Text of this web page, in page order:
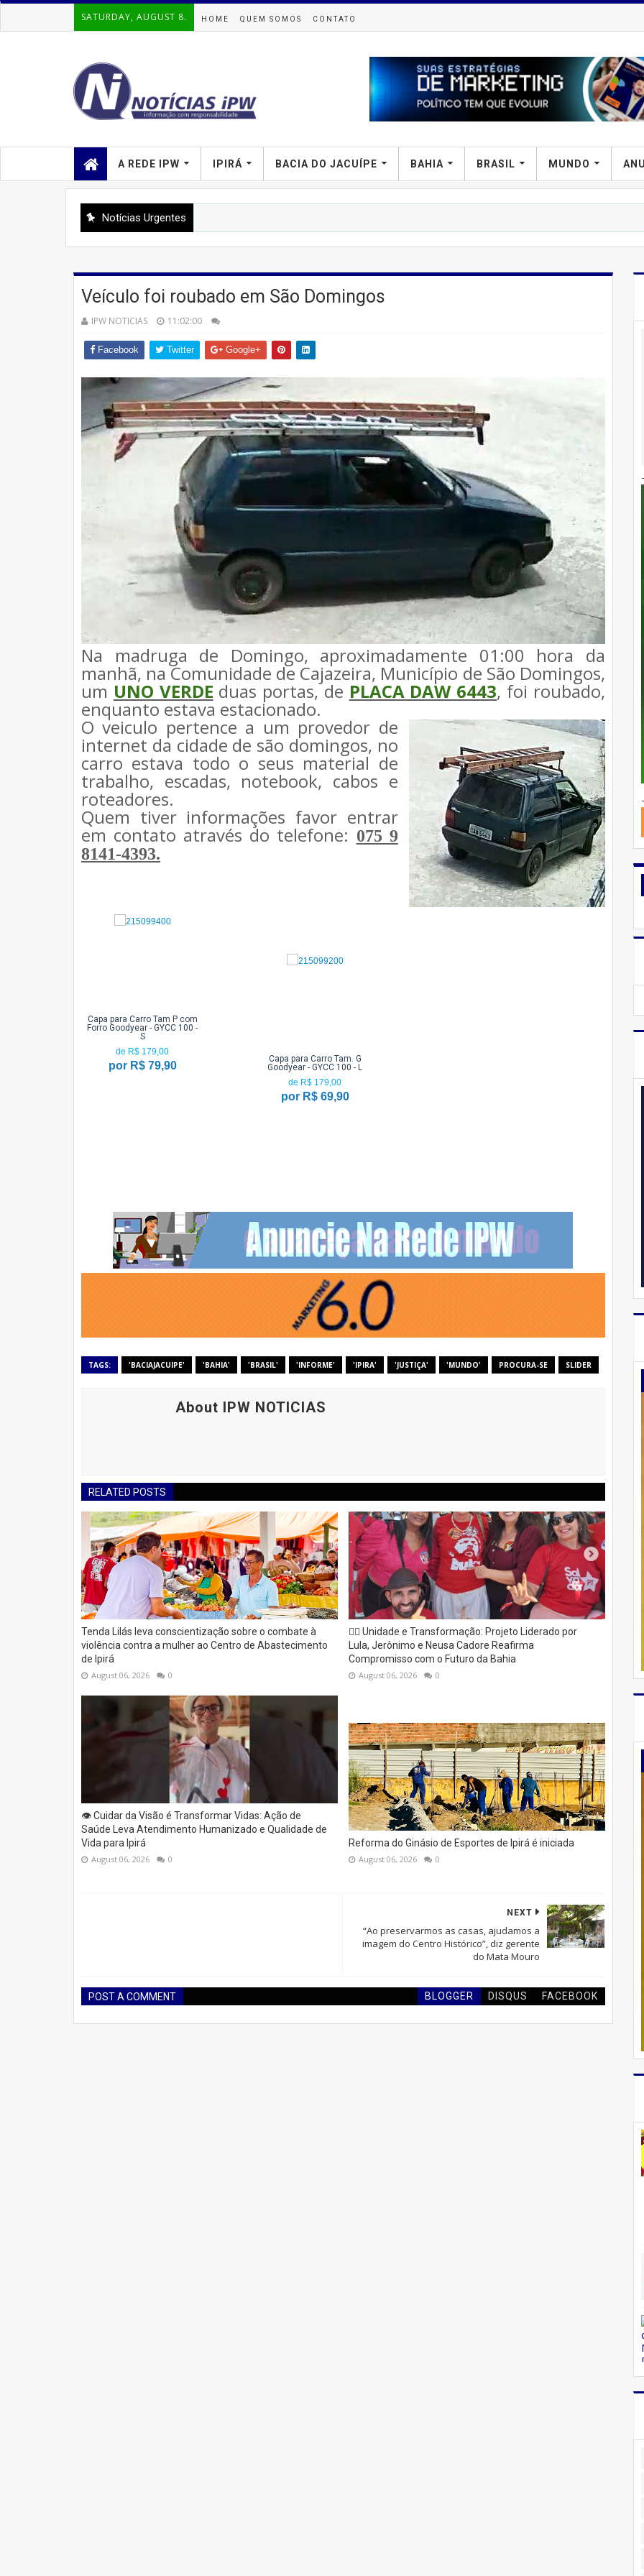
SATURDAY, AUGUST 8. HOME QUEM SOMOS CONTATO
A REDE IPW IPIRÁ BACIA DO JACUÍPE BAHIA BRASIL MUNDO
Notícias Urgentes
Veículo foi roubado em São Domingos
IPW NOTICIAS 11:02:00
Facebook Twitter Google+
Na madruga de Domingo, aproximadamente 01:00 hora da
manhã, na Comunidade de Cajazeira, Município de São Domingos,
um UNO VERDE duas portas, de PLACA DAW 6443, foi roubado,
enquanto estava estacionado.
O veiculo pertence a um provedor de
internet da cidade de são domingos, no
carro estava todo o seus material de
trabalho, escadas, notebook, cabos e
roteadores.
Quem tiver informações favor entrar
em contato através do telefone: 075 9
8141-4393.
Capa para Carro Tam P com
Forro Goodyear - GYCC 100 -
S
de R$ 179,00
por R$ 79,90
Capa para Carro Tam. G
Goodyear - GYCC 100 - L
de R$ 179,00
por R$ 69,90
TAGS: 'BACIAJACUIPE' 'BAHIA' 'BRASIL' 'INFORME' 'IPIRA' 'JUSTIÇA' 'MUNDO' PROCURA-SE SLIDER
About IPW NOTICIAS
RELATED POSTS
Tenda Lilás leva conscientização sobre o combate à
violência contra a mulher ao Centro de Abastecimento
de Ipirá
August 06, 2026 0
✊🏽 Unidade e Transformação: Projeto Liderado por
Lula, Jerônimo e Neusa Cadore Reafirma
Compromisso com o Futuro da Bahia
August 06, 2026 0
👁️ Cuidar da Visão é Transformar Vidas: Ação de
Saúde Leva Atendimento Humanizado e Qualidade de
Vida para Ipirá
August 06, 2026 0
Reforma do Ginásio de Esportes de Ipirá é iniciada
August 06, 2026 0
NEXT
“Ao preservarmos as casas, ajudamos a
imagem do Centro Histórico”, diz gerente
do Mata Mouro
POST A COMMENT BLOGGER DISQUS FACEBOOK